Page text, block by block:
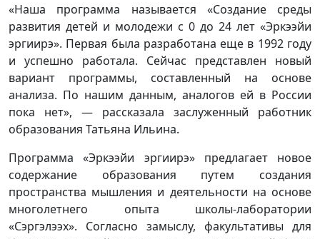
«Наша программа называется «Создание среды
развития детей и молодежи с 0 до 24 лет «Эркээйи
эргиирэ». Первая была разработана еще в 1992 году
и успешно работала. Сейчас представлен новый
вариант программы, составленный на основе
анализа. По нашим данным, аналогов ей в России
пока нет», — рассказала заслуженный работник
образования Татьяна Ильина.
Программа «Эркээйи эргиирэ» предлагает новое
содержание образования путем создания
пространства мышления и деятельности на основе
многолетнего опыта школы-лаборатории
«Сэргэлээх». Согласно замыслу, факультативы для